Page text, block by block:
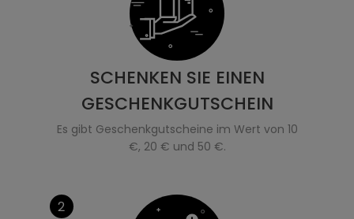
SCHENKEN SIE EINEN
GESCHENKGUTSCHEIN
Es gibt Geschenkgutscheine im Wert von 10
€, 20 € und 50 €.
2